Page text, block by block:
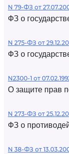
N 79-ФЗ от
ФЗ о
N 275-ФЗ от
ФЗ о
N2300-1 от
О защите прав
N 273-ФЗ от
ФЗ о
N 38-ФЗ от